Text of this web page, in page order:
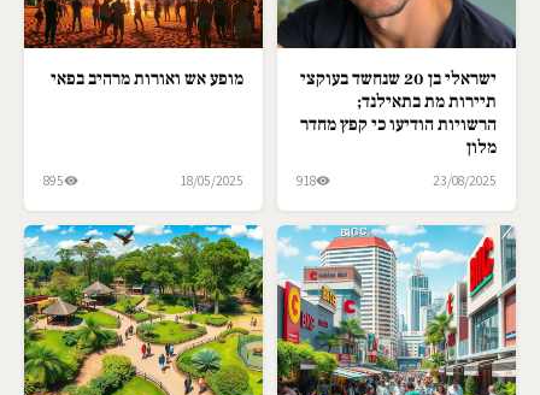
ישראלי בן 20 שנחשד בעוקצי
תיירות מת בתאילנד;
הרשויות הודיעו כי קפץ מחדר
מלון
23/08/2025
918
מופע אש ואורות מרהיב בפאי
18/05/2025
895